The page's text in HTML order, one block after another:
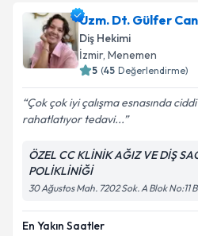
Uzm. Dt. Gülfer
Diş Hekimi
İzmir, Menemen
5 (45 Değerlendirme)
Çok çok iyi çalışma esnasında
rahatlatıyor tedavi...
ÖZEL CC KLİNİK AĞIZ VE DİŞ
POLİKLİNİĞİ
30 Ağustos Mah. 7202 Sok. A Blok No:11
En Yakın Saatler